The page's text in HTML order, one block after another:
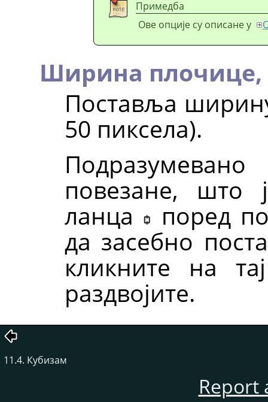
Примедба
Ове опције су описане у
Ширина плочице,
Поставља
50 пиксела).
повезане, што
ланца
поред
да засебно
кликните на
раздвојите.
11.4. Кубизам
Report